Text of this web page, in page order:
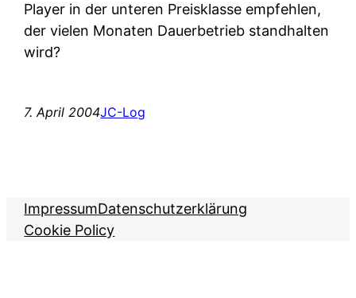
Player in der unteren Preisklasse empfehlen,
der vielen Monaten Dauerbetrieb standhalten
wird?
7. April 2004JC-Log
ImpressumDatenschutzerklärung
Cookie Policy